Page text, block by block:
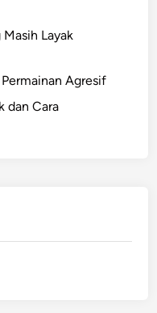
Layak
Agresif
dan Cara